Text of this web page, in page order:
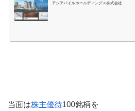
アジアパイルホールディングス株式会社
当面は株主優待100銘柄を